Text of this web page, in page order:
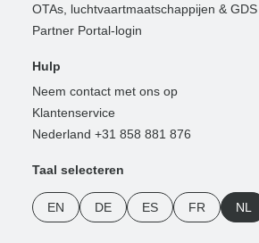
OTAs, luchtvaartmaatschappijen & GDS
Partner Portal-login
Hulp
Neem contact met ons op
Klantenservice
Nederland +31 858 881 876
Taal selecteren
EN DE ES FR NL